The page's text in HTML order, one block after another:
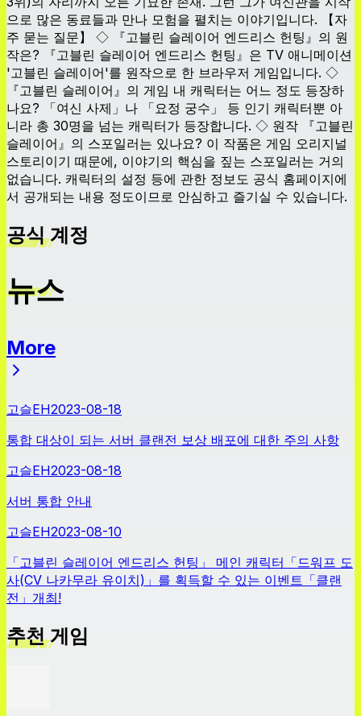
으로 많은 동료들과 만나 모험을 펼치는 이야기입니다. 【자
주 묻는 질문】 ◇ 『고블린 슬레이어 엔드리스 헌팅』의 원
작은? 『고블린 슬레이어 엔드리스 헌팅』은 TV 애니메이션
'고블린 슬레이어'를 원작으로 한 브라우저 게임입니다. ◇
『고블린 슬레이어』의 게임 내 캐릭터는 어느 정도 등장하
나요? 「여신 사제」나 「요정 궁수」 등 인기 캐릭터뿐 아
니라 총 30명을 넘는 캐릭터가 등장합니다. ◇ 원작 『고블린
슬레이어』의 스포일러는 있나요? 이 작품은 게임 오리지널
스토리이기 때문에, 이야기의 핵심을 짚는 스포일러는 거의
없습니다. 캐릭터의 설정 등에 관한 정보도 공식 홈페이지에
서 공개되는 내용 정도이므로 안심하고 즐기실 수 있습니다.
공식 계정
뉴스
More
고슬EH2023-08-18
통합 대상이 되는 서버 클랜전 보상 배포에 대한 주의 사항
고슬EH2023-08-18
서버 통합 안내
고슬EH2023-08-10
「고블린 슬레이어 엔드리스 헌팅」 메인 캐릭터「드워프 도
사(CV 나카무라 유이치)」를 획득할 수 있는 이벤트「클랜
전」개최!
추천 게임